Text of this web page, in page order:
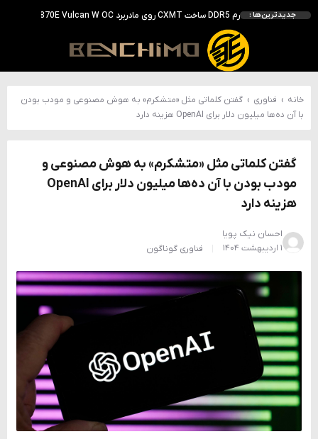
جدیدترین‌ها :
بررسی ASUS ROG Astral RTX 5090 در برابر Astral LC؛ آیا کارت گرافیک خنک‌تر واقعاً سریع‌تر است؟
احتمال معرفی GeForce RTX 5070 SUPER با حافظه 18 گیگابایتی؛ ارتقای محسوس نسبت به مدل استاندارد
انویدیا DLSS 5 را با سه مدل هوش مصنوعی معرفی کرد؛ انتقادهای اولیه نتیجه داد
انویدیا پردازنده 88 هسته‌ای Vera را معرفی کرد؛ CPU اختصاصی برای نسل بعدی هوش مصنوعی
خانه › فناوری › گفتن کلماتی مثل «متشکرم» به هوش مصنوعی و مودب بودن
با آن ده‌ها میلیون دلار برای OpenAI هزینه دارد
گفتن کلماتی مثل «متشکرم» به هوش مصنوعی و
مودب بودن با آن ده‌ها میلیون دلار برای OpenAI
هزینه دارد
احسان نیک پویا
۱ اردیبهشت ۱۴۰۴
فناوری گوناگون